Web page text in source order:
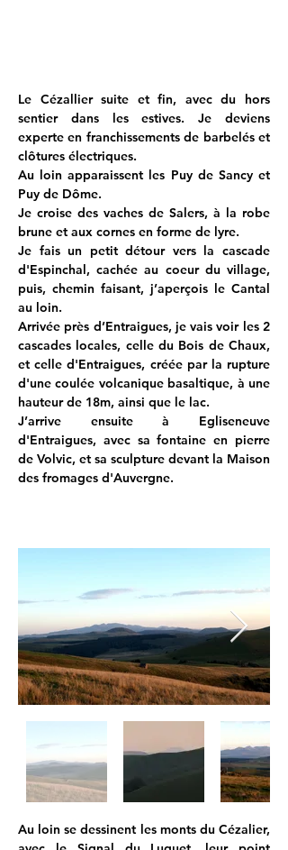
Le Cézallier suite et fin, avec du hors
sentier dans les estives. Je deviens
experte en franchissements de barbelés et
clôtures électriques.
Au loin apparaissent les Puy de Sancy et
Puy de Dôme.
Je croise des vaches de Salers, à la robe
brune et aux cornes en forme de lyre.
Je fais un petit détour vers la cascade
d'Espinchal, cachée au coeur du village,
puis, chemin faisant, j’aperçois le Cantal
au loin.
Arrivée près d’Entraigues, je vais voir les 2
cascades locales, celle du Bois de Chaux,
et celle d'Entraigues, créée par la rupture
d'une coulée volcanique basaltique, à une
hauteur de 18m, ainsi que le lac.
J’arrive ensuite à Egliseneuve
d'Entraigues, avec sa fontaine en pierre
de Volvic, et sa sculpture devant la Maison
des fromages d'Auvergne.
Au loin se dessinent les monts du Cézalier,